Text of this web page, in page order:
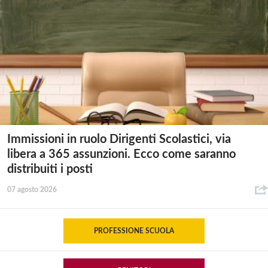
Immissioni in ruolo Dirigenti Scolastici, via
libera a 365 assunzioni. Ecco come saranno
distribuiti i posti
07 agosto 2026
PROFESSIONE SCUOLA